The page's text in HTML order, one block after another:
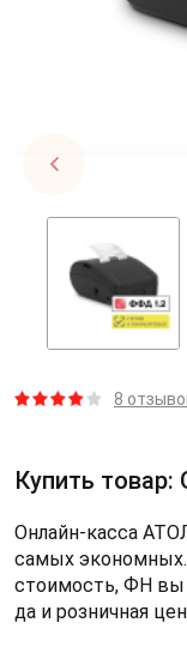
8
Купить
Онлайн-касса
самых экономных.
стоимость, ФН вы
да и розничная